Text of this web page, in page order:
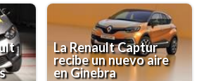
La Renault Captur
recibe un nuevo aire
en Ginebra